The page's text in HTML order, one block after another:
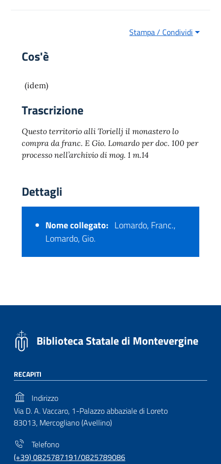
Stampa / Condividi
Cos'è
(idem)
Trascrizione
Questo territorio alli Toriellj il monastero lo
compra da franc. E Gio. Lomardo per doc. 100 per
processo nell’archivio di mog. 1 m.14
Dettagli
Nome collegato: Lomardo, Franc.,
Lomardo, Gio.
Biblioteca Statale di Montevergine
RECAPITI
Indirizzo
Via D. A. Vaccaro, 1-Palazzo abbaziale di Loreto
83013, Mercogliano (Avellino)
Telefono
(+39) 0825787191/0825789086